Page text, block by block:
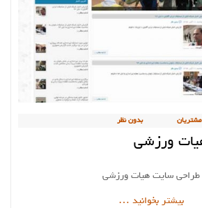
مشتریان بدون نظر
ورزشی
طراحی سایت هیات ورزشی
بیشتر بخوانیددربارهطراحی
…